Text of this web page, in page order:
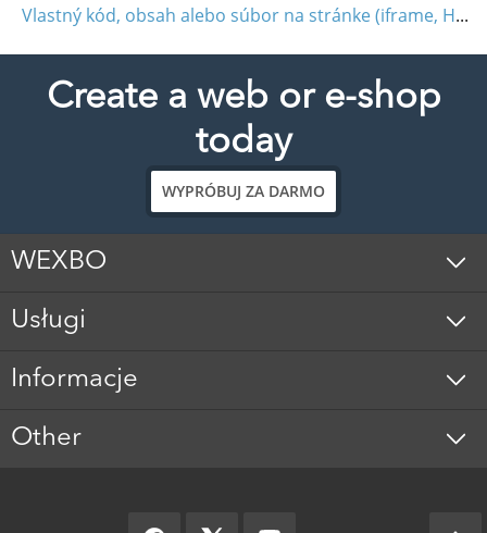
Vlastný kód, obsah alebo súbor na stránke (iframe, HTML, JavaScript)
Create a web or e-shop
today
WYPRÓBUJ ZA DARMO
WEXBO
Usługi
Informacje
Other